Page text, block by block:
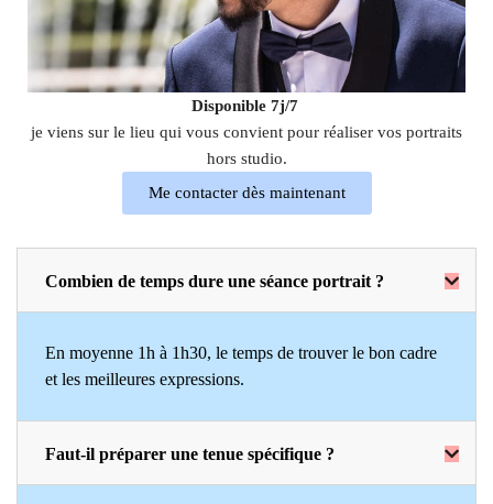
Disponible 7j/7
je viens sur le lieu qui vous convient pour réaliser vos portraits
hors studio.
Me contacter dès maintenant
Combien de temps dure une séance portrait ?
En moyenne 1h à 1h30, le temps de trouver le bon cadre
et les meilleures expressions.
Faut-il préparer une tenue spécifique ?